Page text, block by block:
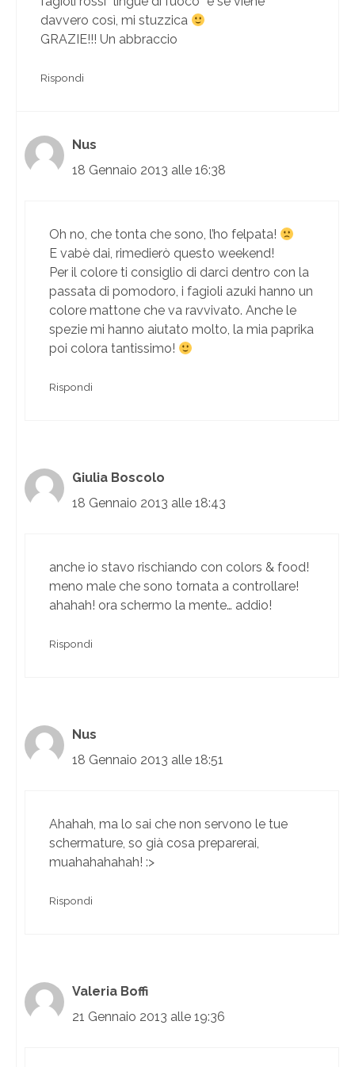
davvero così, mi stuzzica
GRAZIE!!! Un abbraccio
Rispondi
Nus
18 Gennaio 2013 alle 16:38
Oh no, che tonta che sono, l’ho felpata!
E vabè dai, rimedierò questo weekend!
Per il colore ti consiglio di darci dentro con la
passata di pomodoro, i fagioli azuki hanno un
colore mattone che va ravvivato. Anche le
spezie mi hanno aiutato molto, la mia paprika
poi colora tantissimo!
Rispondi
Giulia Boscolo
18 Gennaio 2013 alle 18:43
anche io stavo rischiando con colors & food!
meno male che sono tornata a controllare!
ahahah! ora schermo la mente… addio!
Rispondi
Nus
18 Gennaio 2013 alle 18:51
Ahahah, ma lo sai che non servono le tue
schermature, so già cosa preparerai,
muahahahahah! :>
Rispondi
Valeria Boffi
21 Gennaio 2013 alle 19:36